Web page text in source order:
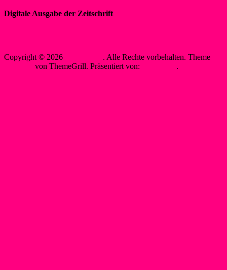
Digitale Ausgabe der Zeitschrift
Copyright © 2026
. Alle Rechte vorbehalten. Theme
von ThemeGrill. Präsentiert von: .